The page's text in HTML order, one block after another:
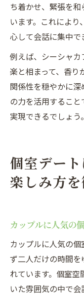
ち着かせ、緊張を
います。これによ
心して会話に集中で
例えば、シーシャ
楽と相まって、香り
関係性を穏やかに
の力を活用するこ
実現できるでしょう。
個室デー
楽しみ方
カップルに人気の
カップルに人気の
ず二人だけの時間
れています。個室
いた雰囲気の中で